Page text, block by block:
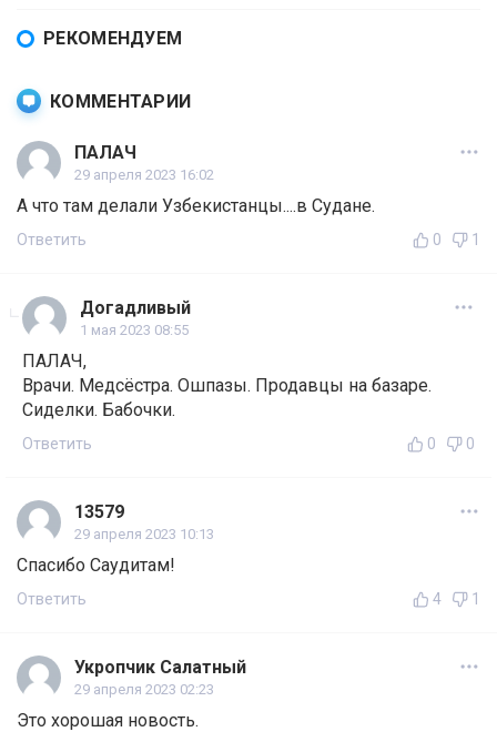
РЕКОМЕНДУЕМ
КОММЕНТАРИИ
ПАЛАЧ
29 апреля 2023 16:02
А что там делали Узбекистанцы....в Судане.
Ответить 0 1
Догадливый
1 мая 2023 08:55
ПАЛАЧ,
Врачи. Медсёстра. Ошпазы. Продавцы на базаре.
Сиделки. Бабочки.
Ответить 0 0
13579
29 апреля 2023 10:13
Спасибо Саудитам!
Ответить 4 1
Укропчик Салатный
29 апреля 2023 02:23
Это хорошая новость.